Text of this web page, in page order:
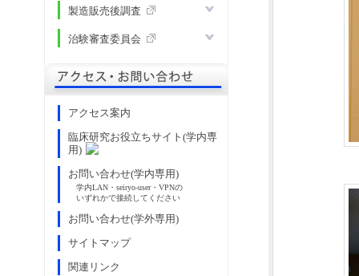
製造販売後調査
治験審査委員会
アクセス案内
臨床研究お役立ちサイト(学内専
用)
お問い合わせ(学内専用)
学内LAN・seiryo-user・VPNの
いずれかで接続してください
お問い合わせ(学外専用)
サイトマップ
関連リンク